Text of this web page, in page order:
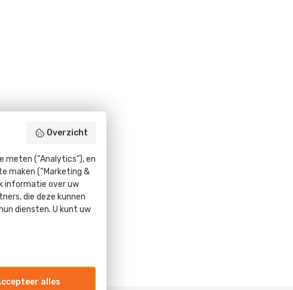
Overzicht
meten (“Analytics”), en
maken (“Marketing &
informatie over uw
die deze kunnen
diensten. U kunt uw
alles